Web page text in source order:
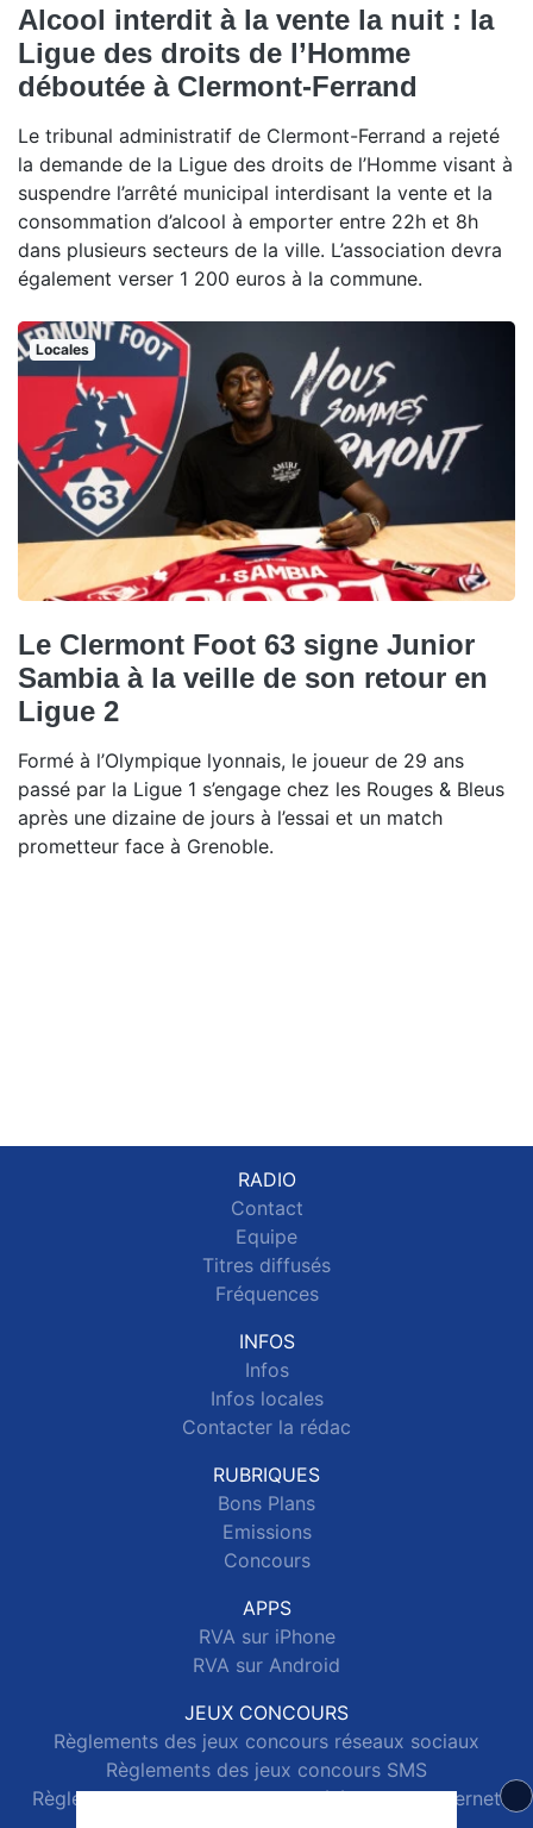
Alcool interdit à la vente la nuit : la
Ligue des droits de l’Homme
déboutée à Clermont-Ferrand
Le tribunal administratif de Clermont-Ferrand a rejeté
la demande de la Ligue des droits de l’Homme visant à
suspendre l’arrêté municipal interdisant la vente et la
consommation d’alcool à emporter entre 22h et 8h
dans plusieurs secteurs de la ville. L’association devra
également verser 1 200 euros à la commune.
Locales
Le Clermont Foot 63 signe Junior
Sambia à la veille de son retour en
Ligue 2
Formé à l’Olympique lyonnais, le joueur de 29 ans
passé par la Ligue 1 s’engage chez les Rouges & Bleus
après une dizaine de jours à l’essai et un match
prometteur face à Grenoble.
RADIO
Contact
Equipe
Titres diffusés
Fréquences
INFOS
Infos
Infos locales
Contacter la rédac
RUBRIQUES
Bons Plans
Emissions
Concours
APPS
RVA sur iPhone
RVA sur Android
JEUX CONCOURS
Règlements des jeux concours réseaux sociaux
Règlements des jeux concours SMS
Règlements des jeux concours téléphone et internet